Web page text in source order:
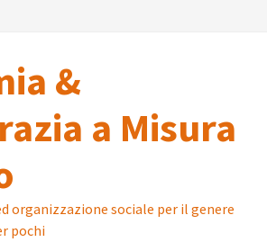
&
a Misura
organizzazione sociale per il genere
pochi